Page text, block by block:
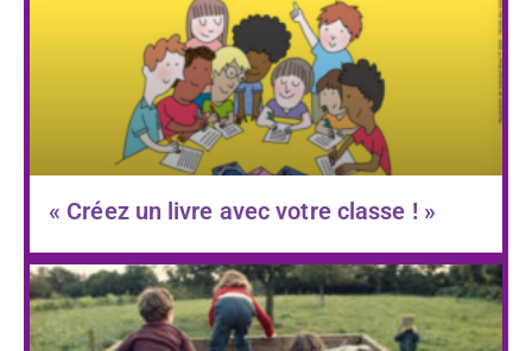
« Créez un livre avec votre classe ! »